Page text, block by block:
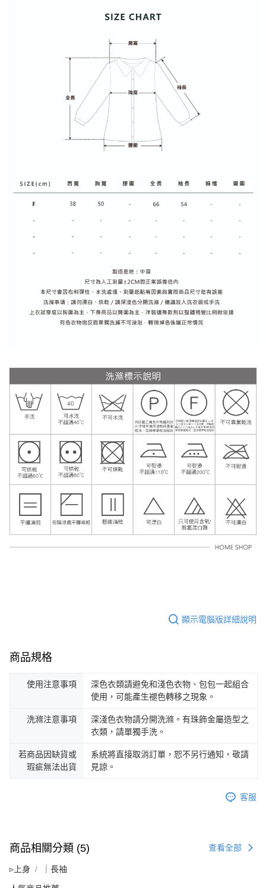
顯示電腦版詳細說明
商品規格
使用注意事項
深色衣類請避免和淺色衣物、包包一起組合
使用，可能產生褪色轉移之現象。
洗滌注意事項
深淺色衣物請分開洗滌。有珠飾金屬造型之
衣類，請單獨手洗。
若商品因缺貨或
瑕疵無法出貨
系統將直接取消訂單，恕不另行通知，敬請
見諒。
客服
商品相關分類 (5) 查看全部
▹上身 ｜長袖